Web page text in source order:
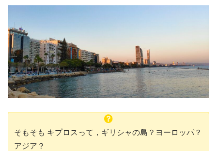
そもそも キプロスって，ギリシャの島？ヨーロッパ？
アジア？